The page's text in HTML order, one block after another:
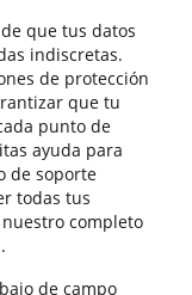
que tus datos
indiscretas.
de protección
que tu
punto de
ayuda para
de soporte
todas tus
completo
de campo